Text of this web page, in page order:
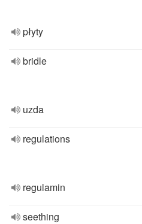
płyty
bridle
uzda
regulations
regulamin
seething